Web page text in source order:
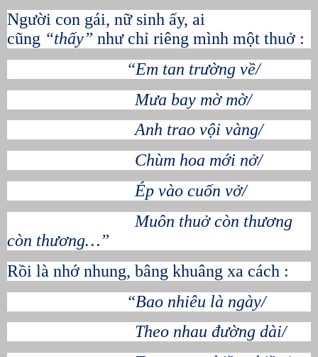
Người con gái, nữ sinh ấy, ai
cũng “thấy” như chỉ riêng mình một thuở :
“Em tan trường về/
Mưa bay mờ mờ/
Anh trao vội vàng/
Chùm hoa mới nở/
Ép vào cuốn vở/
Muôn thuở còn thương
còn thương…”
Rồi là nhớ nhung, bâng khuâng xa cách :
“Bao nhiêu là ngày/
Theo nhau đường dài/